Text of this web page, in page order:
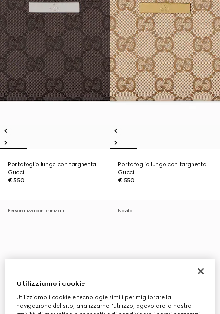
Portafoglio lungo con targhetta
Gucci
€ 550
Portafoglio lungo con targhetta
Gucci
€ 550
Personalizza con le iniziali Novità
Utilizziamo i cookie
Utilizziamo i cookie e tecnologie simili per migliorare la
navigazione del sito, analizzarne l'utilizzo, agevolare la nostra